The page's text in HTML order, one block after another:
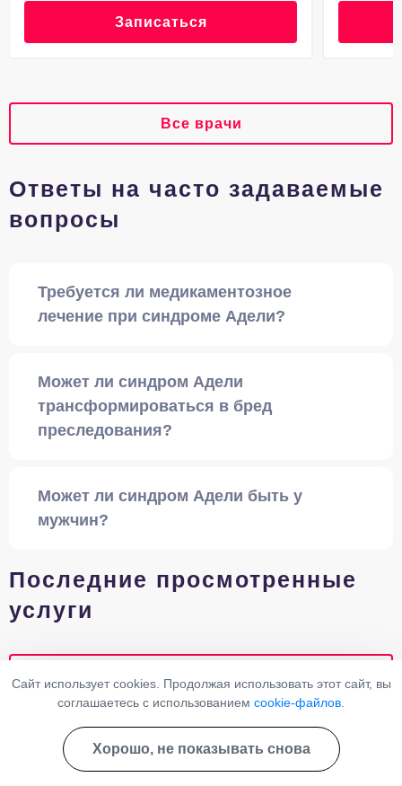
Записаться
Все врачи
Ответы на часто задаваемые
вопросы
Требуется ли медикаментозное
лечение при синдроме Адели?
Может ли синдром Адели
трансформироваться в бред
преследования?
Может ли синдром Адели быть у
мужчин?
Последние просмотренные
услуги
Нимфомания
Выезд невролога на дом
Сайт использует cookies. Продолжая использовать этот сайт, вы
соглашаетесь с использованием cookie-файлов
Хорошо, не показывать снова